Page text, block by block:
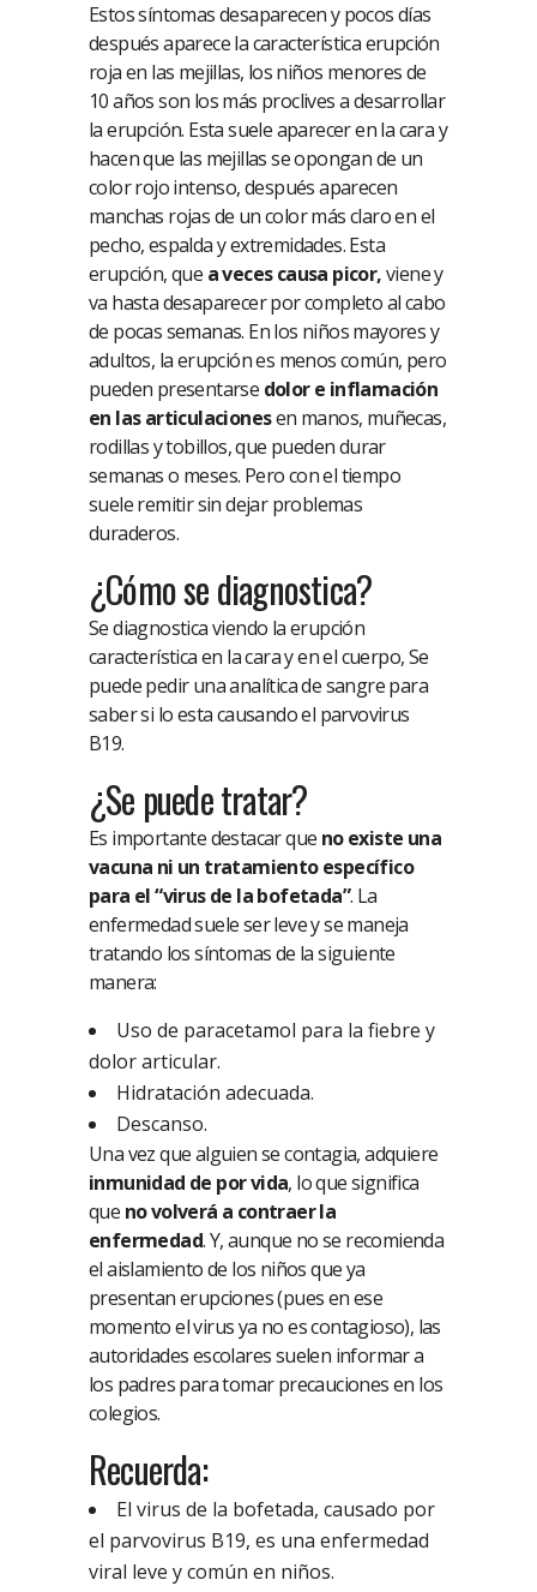
Estos síntomas desaparecen y pocos días
después aparece la característica erupción
roja en las mejillas, los niños menores de
10 años son los más proclives a desarrollar
la erupción. Esta suele aparecer en la cara y
hacen que las mejillas se opongan de un
color rojo intenso, después aparecen
manchas rojas de un color más claro en el
pecho, espalda y extremidades. Esta
erupción, que a veces causa picor,viene y
va hasta desaparecer por completo al cabo
de pocas semanas. En los niños mayores y
adultos, la erupción es menos común, pero
pueden presentarse dolor e inflamación
en las articulacionesen manos, muñecas,
rodillas y tobillos, que pueden durar
semanas o meses. Pero con el tiempo
suele remitir sin dejar problemas
duraderos.
¿Cómo se diagnostica?
Se diagnostica viendo la erupción
característica en la cara y en el cuerpo, Se
puede pedir una analítica de sangre para
saber si lo esta causando el parvovirus
B19.
¿Se puede tratar?
Es importante destacar que no existe una
vacuna ni un tratamiento específico
para el “virus de la bofetada”. La
enfermedad suele ser leve y se maneja
tratando los síntomas de la siguiente
manera:
Uso de paracetamol para la fiebre y
dolor articular.
Hidratación adecuada.
Descanso.
Una vez que alguien se contagia, adquiere
inmunidad de por vida, lo que significa
que no volverá a contraer la
enfermedad. Y, aunque no se recomienda
el aislamiento de los niños que ya
presentan erupciones (pues en ese
momento el virus ya no es contagioso), las
autoridades escolares suelen informar a
los padres para tomar precauciones en los
colegios.
Recuerda:
El virus de la bofetada, causado por
el parvovirus B19, es una enfermedad
viral leve y común en niños.